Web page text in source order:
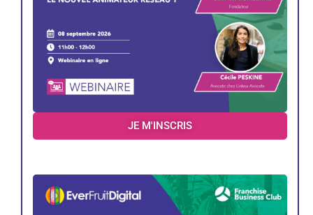
JE M'INSCRIS